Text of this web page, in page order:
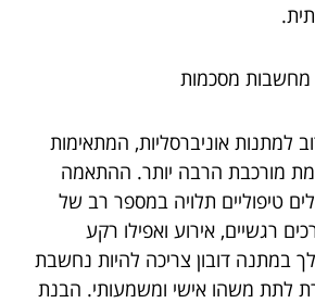
מסכמות
למתנות אוניברסליות, המתאימות
מורכבת הרבה יותר. ההתאמה
טיפוליים תלויה במספר רב של
רגשיים, אירוע ואפילו רקע
במתנה דובון צריכה להיות נחשבת
לתת משהו אישי ומשמעותי. הבנת